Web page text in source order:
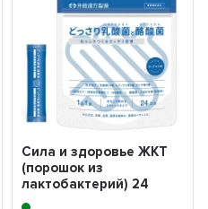
Сила и здоровье ЖКТ
(порошок из
лактобактерий) 24
саше